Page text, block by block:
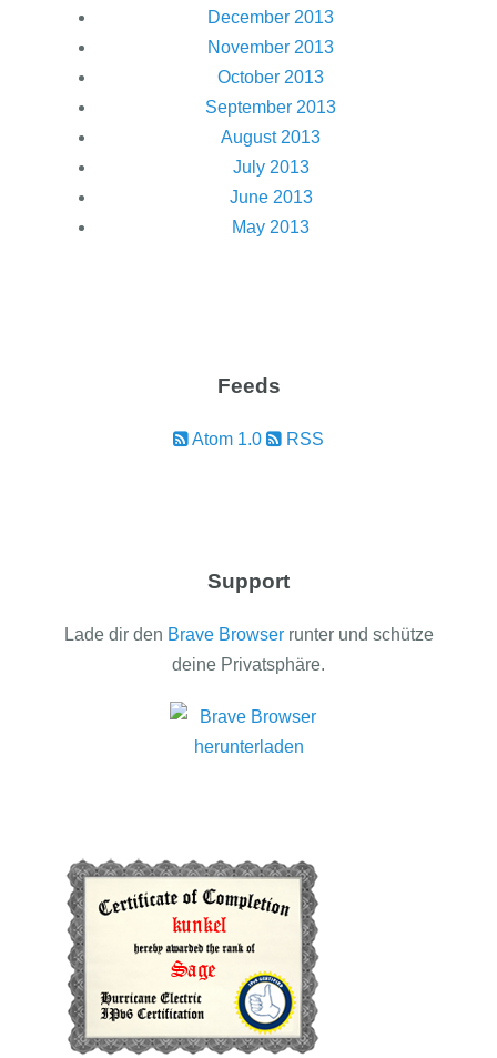
December 2013
November 2013
October 2013
September 2013
August 2013
July 2013
June 2013
May 2013
Feeds
Atom 1.0 RSS
Support
Lade dir den Brave Browserrunter und schütze
deine Privatsphäre.